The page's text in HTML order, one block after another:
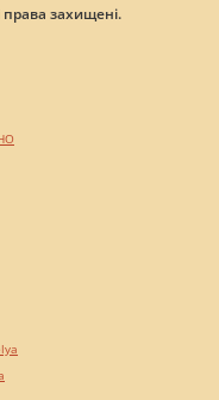
захищені.